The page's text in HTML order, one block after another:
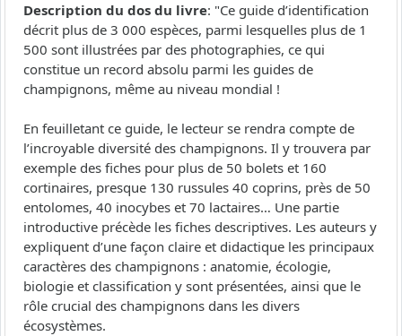
Description du dos du livre: "Ce guide d’identification
décrit plus de 3 000 espèces, parmi lesquelles plus de 1
500 sont illustrées par des photographies, ce qui
constitue un record absolu parmi les guides de
champignons, même au niveau mondial !
En feuilletant ce guide, le lecteur se rendra compte de
l’incroyable diversité des champignons. Il y trouvera par
exemple des fiches pour plus de 50 bolets et 160
cortinaires, presque 130 russules 40 coprins, près de 50
entolomes, 40 inocybes et 70 lactaires… Une partie
introductive précède les fiches descriptives. Les auteurs y
expliquent d’une façon claire et didactique les principaux
caractères des champignons : anatomie, écologie,
biologie et classification y sont présentées, ainsi que le
rôle crucial des champignons dans les divers
écosystèmes.